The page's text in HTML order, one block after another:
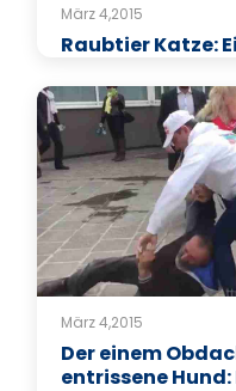
März 4,2015
Raubtier Katze:
März 4,2015
Der einem
entrissene